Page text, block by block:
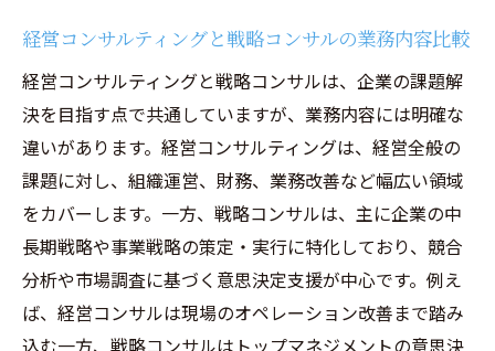
経営コンサルティングと戦略コンサルの業務内容比較
経営コンサルティングと戦略コンサルは、企業の課題解
決を目指す点で共通していますが、業務内容には明確な
違いがあります。経営コンサルティングは、経営全般の
課題に対し、組織運営、財務、業務改善など幅広い領域
をカバーします。一方、戦略コンサルは、主に企業の中
長期戦略や事業戦略の策定・実行に特化しており、競合
分析や市場調査に基づく意思決定支援が中心です。例え
ば、経営コンサルは現場のオペレーション改善まで踏み
込む一方、戦略コンサルはトップマネジメントの意思決